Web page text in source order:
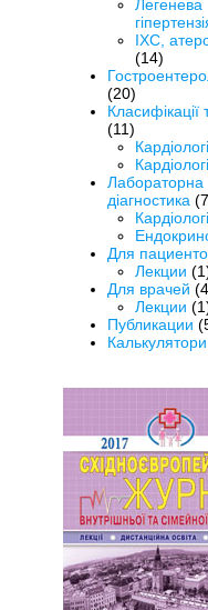
Легенева
ІХС,
(14)
(20)
(11)
Лабораторна
діагностика
Для
Лекции
Для врачей
Лекции
Публикации
Калькулятори